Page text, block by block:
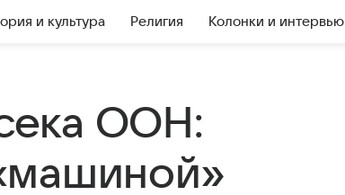
и культура Религия Колонки и интервью
ООН: